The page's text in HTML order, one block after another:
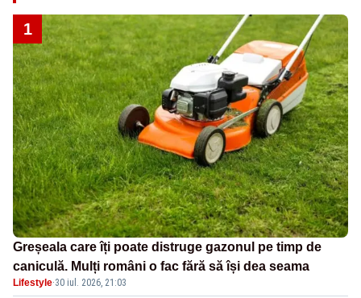
1
Greșeala care îți poate distruge gazonul pe timp de
caniculă. Mulți români o fac fără să își dea seama
Lifestyle·30 iul. 2026, 21:03